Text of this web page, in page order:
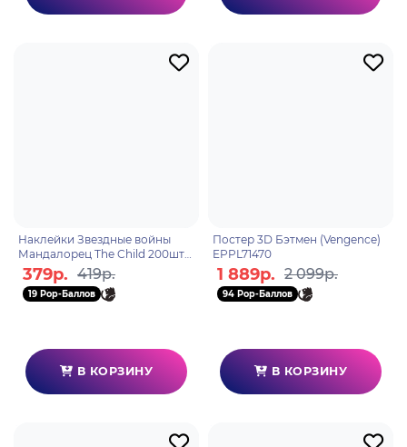
Наклейки Звездные войны
Мандалорец The Child 200шт
PS7490
379р. 419р.
19 Pop-Баллов
В КОРЗИНУ
Постер 3D Бэтмен (Vengence)
EPPL71470
1 889р. 2 099р.
94 Pop-Баллов
В КОРЗИНУ